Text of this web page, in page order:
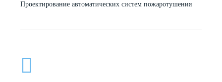
Проектирование автоматических систем пожаротушения